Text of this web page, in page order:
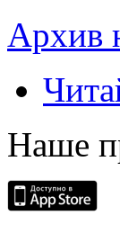
Архив
Наше